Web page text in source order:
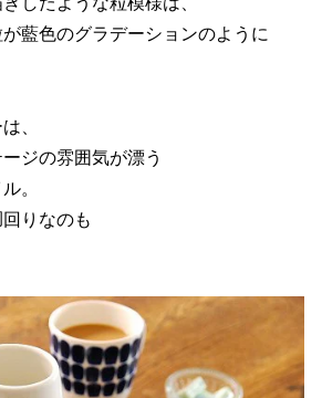
藍色のグラデーションのように
、
ジの雰囲気が漂う
。
りなのも